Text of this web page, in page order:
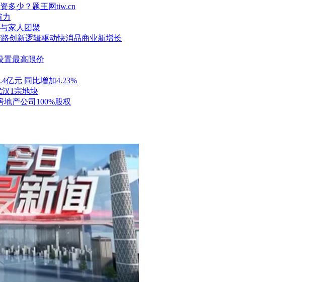
多少？题王网tiw.cn
力
家人团聚
创新逻辑驱动快消品商业新增长
置最高限价
亿元 同比增加4.23%
汉1宗地块
产公司100%股权